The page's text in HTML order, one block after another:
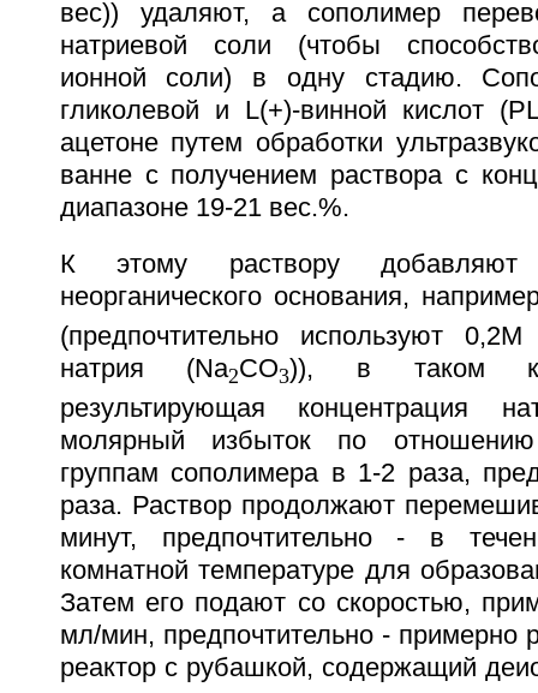
вес)) удаляют, а сополимер
натриевой соли (чтобы
ионной соли) в одну стадию.
гликолевой и L(+)-винной кислот
ацетоне путем обработки
ванне с получением раствора с
диапазоне 19-21 вес.%.
К этому раствору добавляют
неорганического основания,
(предпочтительно используют
натрия (Na2CO3)), в таком
результирующая концентрация
молярный избыток по
группам сополимера в 1-2 раза,
раза. Раствор продолжают
минут, предпочтительно - в
комнатной температуре для
Затем его подают со скоростью,
мл/мин, предпочтительно - примерно
реактор с рубашкой, содержащий